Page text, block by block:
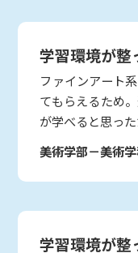
学習環境が整
ファインアート
てもらえるため
が学べると思った
美術学部－美術
学習環境が整